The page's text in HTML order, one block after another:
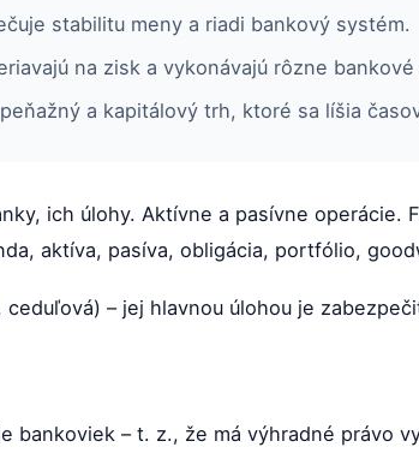
stabilitu meny a riadi bankový systém.
na zisk a vykonávajú rôzne
a kapitálový trh, ktoré sa líšia
ich úlohy. Aktívne a pasívne operácie.
aktíva, pasíva, obligácia, portfólio,
ceduľová) – jej hlavnou úlohou je
bankoviek – t. z., že má výhradné právo